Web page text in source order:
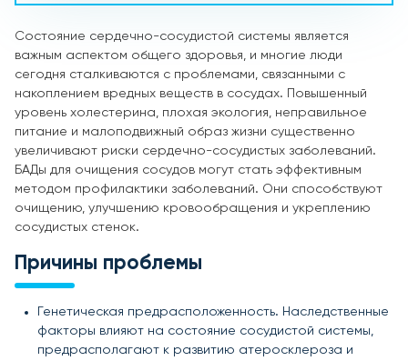
Состояние сердечно-сосудистой системы является
важным аспектом общего здоровья, и многие люди
сегодня сталкиваются с проблемами, связанными с
накоплением вредных веществ в сосудах. Повышенный
уровень холестерина, плохая экология, неправильное
питание и малоподвижный образ жизни существенно
увеличивают риски сердечно-сосудистых заболеваний.
БАДы для очищения сосудов могут стать эффективным
методом профилактики заболеваний. Они способствуют
очищению, улучшению кровообращения и укреплению
сосудистых стенок.
Причины проблемы
Генетическая предрасположенность. Наследственные
факторы влияют на состояние сосудистой системы,
предрасполагают к развитию атеросклероза и